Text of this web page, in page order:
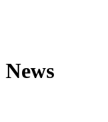
News